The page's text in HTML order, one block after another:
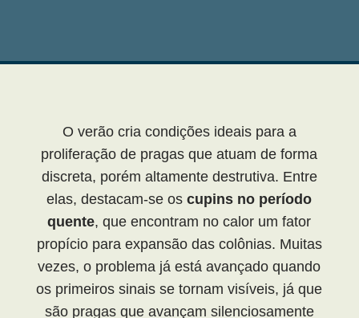
O verão cria condições ideais para a
proliferação de pragas que atuam de forma
discreta, porém altamente destrutiva. Entre
elas, destacam-se oscupins no período
quente, que encontram no calor um fator
propício para expansão das colônias. Muitas
vezes, o problema já está avançado quando
os primeiros sinais se tornam visíveis, já que
são pragas que avançam silenciosamente